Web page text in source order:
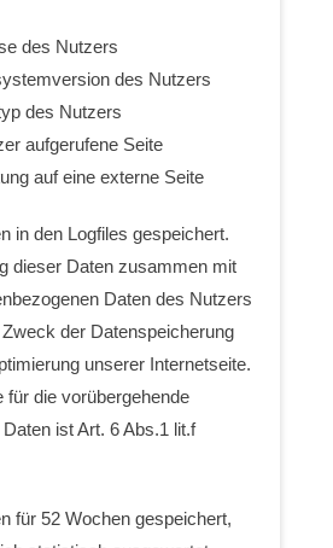
des Nutzers
des Nutzers
des Nutzers
aufgerufene Seite
auf eine externe Seite
in den Logfiles gespeichert.
dieser Daten zusammen mit
Daten des Nutzers
der Datenspeicherung
unserer Internetseite.
für die vorübergehende
ist Art. 6 Abs.1 lit.f
für 52 Wochen gespeichert,